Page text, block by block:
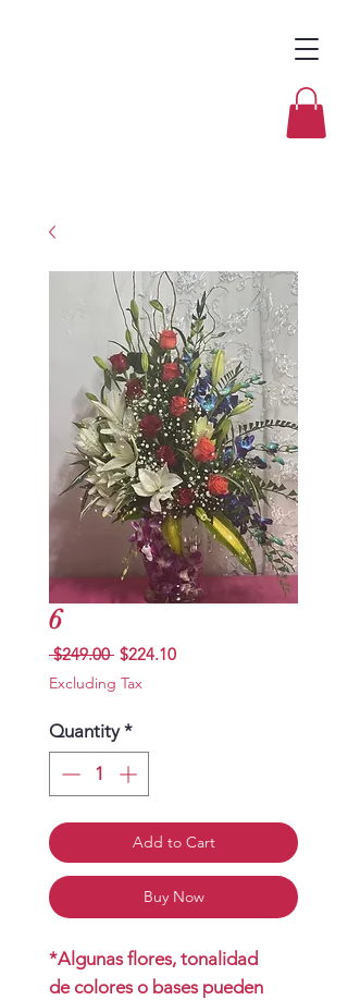
6
$249.00 Regular
$224.10Sale
Excluding Tax
Quantity *
Add to Cart
Buy Now
*Algunas flores, tonalidad
de colores o bases pueden